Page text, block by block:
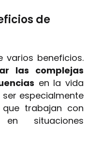
de
varios beneficios.
las complejas
en la vida
especialmente
trabajan con
situaciones